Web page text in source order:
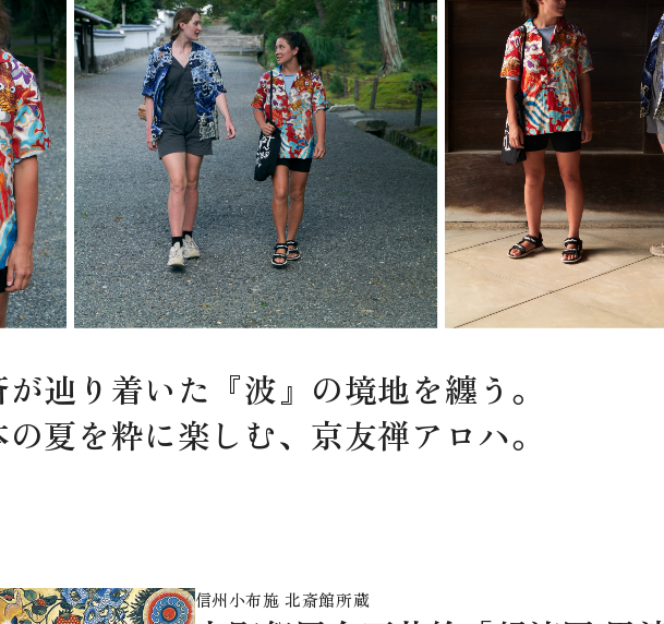
辿り着いた『波』の境地を纏う。
夏を粋に楽しむ、京友禅アロハ。
信州小布施 北斎館所蔵